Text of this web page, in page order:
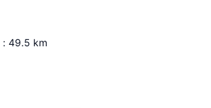
: 49.5 km